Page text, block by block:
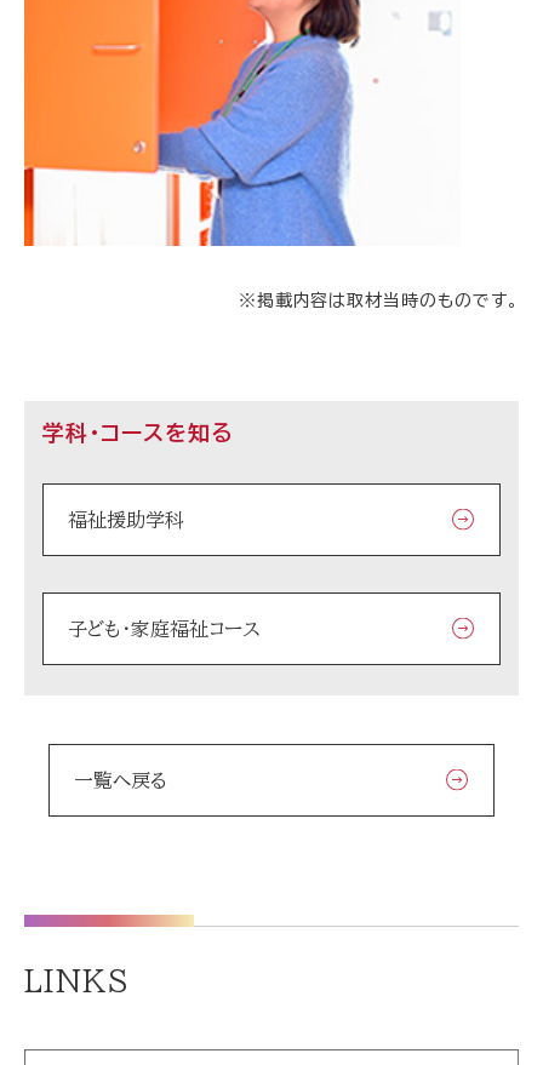
※掲載内容は取材当時のものです。
学科・コースを知る
福祉援助学科
子ども・家庭福祉コース
一覧へ戻る
LINKS